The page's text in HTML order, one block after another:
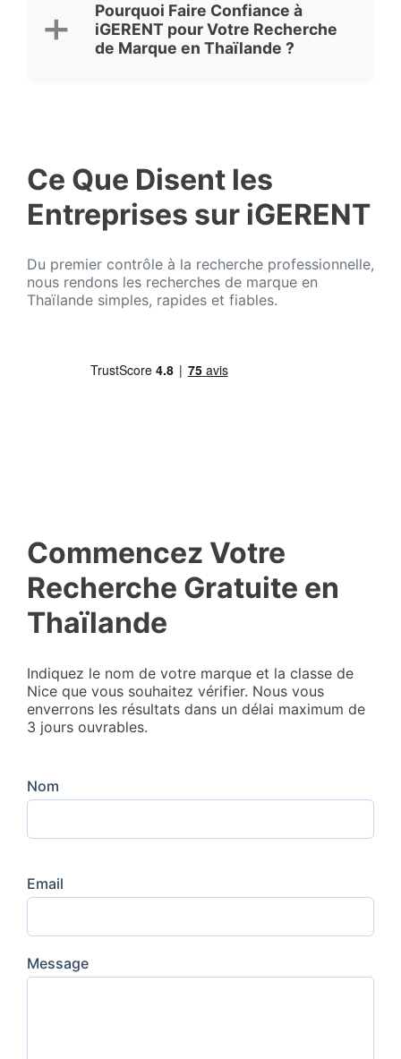
Pourquoi Faire Confiance à
iGERENT pour Votre Recherche
de Marque en Thaïlande ?
Ce Que Disent les
Entreprises sur iGERENT
Du premier contrôle à la recherche professionnelle,
nous rendons les recherches de marque en
Thaïlande simples, rapides et fiables.
Commencez Votre
Recherche Gratuite en
Thaïlande
Indiquez le nom de votre marque et la classe de
Nice que vous souhaitez vérifier. Nous vous
enverrons les résultats dans un délai maximum de
3 jours ouvrables.
Nom
Email
Message